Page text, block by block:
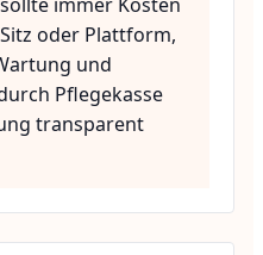
oder Plattform,
und
Pflegekasse
transparent